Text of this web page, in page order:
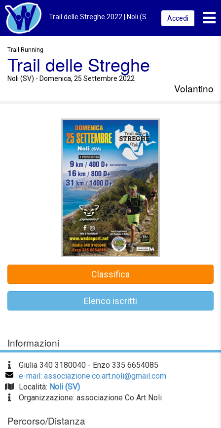
Accedi
Trail Running
Trail delle Streghe
Noli (SV) - Domenica, 25 Settembre 2022
Volantino
Informazioni
Giulia 340 3180040 - Enzo 335 6654085
e-mail: associazione.co.art.noli@gmail.com
Località: Noli (SV)
Organizzazione: associazione Co Art Noli
Percorso/Distanza
Classifica
Elenco iscritti